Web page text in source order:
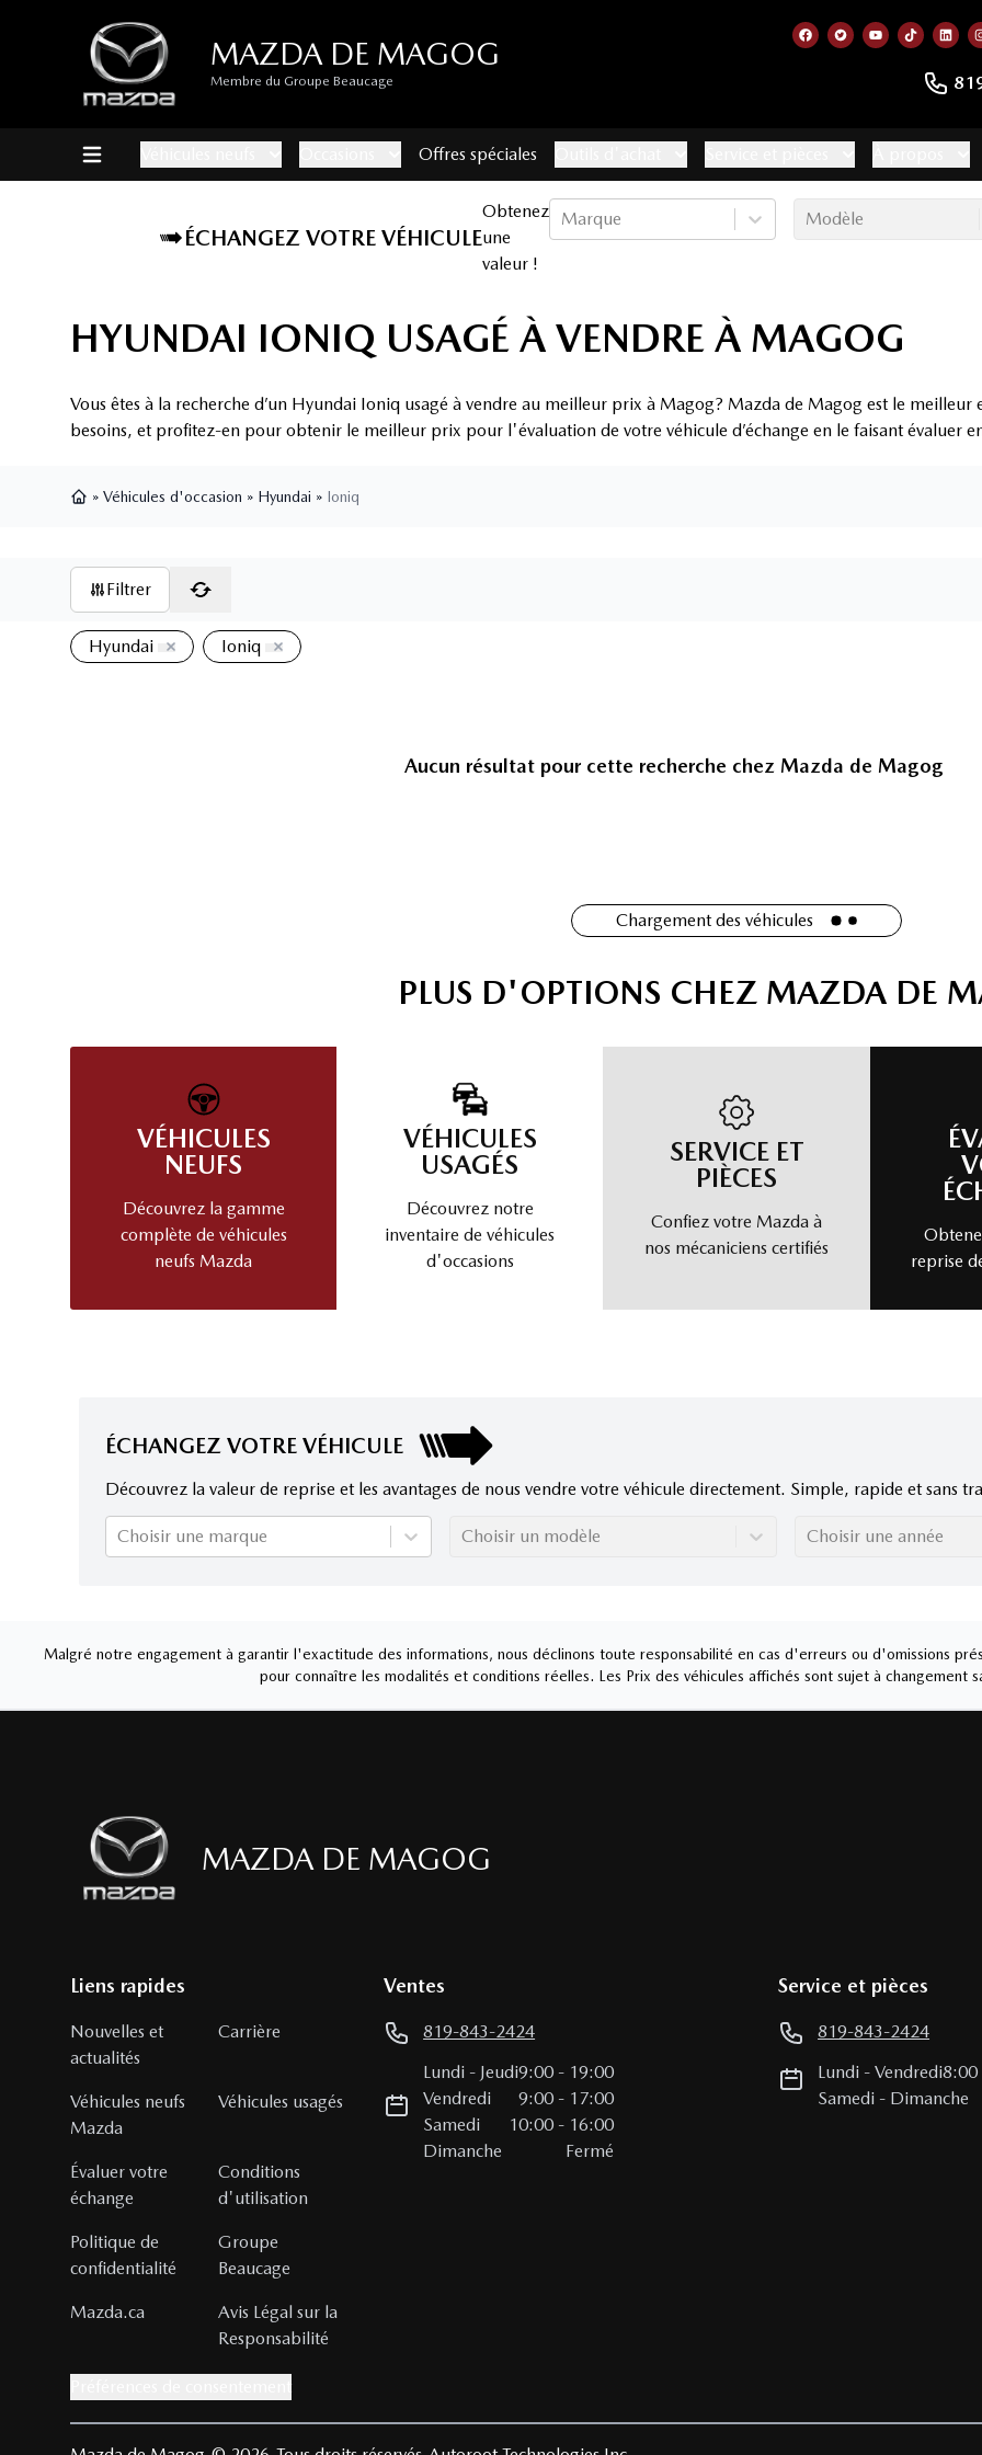
MAZDA DE MAGOG
Membre du Groupe Beaucage
Lien vers notre page
Lien vers notre
Lien vers
LienLien
Offres spéciales
ÉCHANGEZ VOTRE VÉHICULE
Obtenez
une
valeur !
Marque Modèle
HYUNDAI IONIQ USAGÉ À VENDRE À MAGOG
Vous êtes à la recherche d’un Hyundai Ioniq usagé à vendre au meilleur prix à Magog? Mazda de Magog est le
besoins, et profitez-en pour obtenir le meilleur prix pour l'évaluation de votre véhicule d’échange en le faisant évaluer
» Véhicules d'occasion » Hyundai » Ioniq
Filtrer
Hyundai Ioniq
Aucun résultat pour cette recherche chez Mazda de Magog
Chargement des véhicules
PLUS D'OPTIONS CHEZ MAZDA DE
VÉHICULES
NEUFS
Découvrez la gamme
complète de véhicules
neufs Mazda
VÉHICULES
USAGÉS
Découvrez notre
inventaire de véhicules
d'occasions
SERVICE ET
PIÈCES
Confiez votre Mazda à
nos mécaniciens certifiés
reprise
ÉCHANGEZ VOTRE VÉHICULE
Découvrez la valeur de reprise et les avantages de nous vendre votre véhicule directement. Simple, rapide et sans
Choisir une marque Choisir un modèle Choisir une année
Malgré notre engagement à garantir l'exactitude des informations, nous déclinons toute responsabilité en cas d'erreurs ou d'omissions
pour connaître les modalités et conditions réelles. Les Prix des véhicules affichés sont sujet à changement
MAZDA DE MAGOG
Liens rapides
Nouvelles et
actualités
Carrière
Véhicules neufs
Mazda
Véhicules usagés
Évaluer votre
échange
Conditions
d'utilisation
Politique de
confidentialité
Groupe
Beaucage
Mazda.ca
Avis Légal sur la
Responsabilité
Ventes
819-843-2424
Lundi - Jeudi9:00 - 19:00
Vendredi
9:00 - 17:00
Samedi
10:00 - 16:00
Dimanche
Fermé
Service et pièces
819-843-2424
Lundi -Vendredi8:00
Samedi - Dimanche